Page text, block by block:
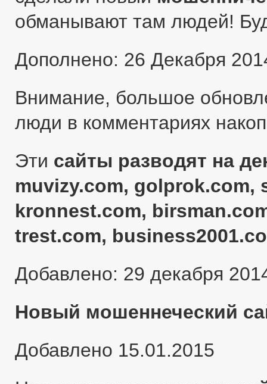
обманывают там людей!
Дополнено: 26 Декабря
Внимание, большое
люди в комментариях
Эти сайты разводят на
muvizy.com, golprok.com,
kronnest.com,
trest.com,
Добавлено: 29 декабря
Новый мошеннеческий
Добавлено 15.01.2015